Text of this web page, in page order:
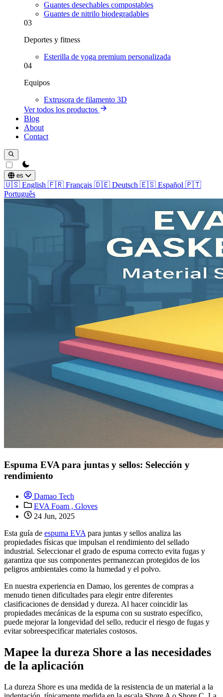
Guantes desechables compostables
Guantes de nitrilo biodegradables
03
Deportes y fitness
Esterilla de yoga premium personalizada
04
Equipos
Extrusora de filamento 3D
Ver todos los productos
Blog
About
Contact
theme switcher
es
🇺🇸 English 🇫🇷 Français 🇩🇪 Deutsch 🇪🇸 Español 🇵🇹
Português
Espuma EVA para juntas y sellos: Selección y
rendimiento
Damao Tech
EVA Foam , Gloves
24 Jun, 2025
Esta guía de espuma EVA para juntas y sellos analiza las
propiedades físicas que impulsan el rendimiento del sellado
industrial. Seleccionar el grado de espuma correcto evita fugas y
garantiza que sus componentes permanezcan protegidos de los
peligros ambientales como la humedad y el polvo.
En nuestra experiencia en Damao, los gerentes de compras a
menudo tienen dificultades para elegir entre diferentes
clasificaciones de densidad y dureza. Al hacer coincidir las
propiedades mecánicas de la espuma con su sustrato específico,
puede mejorar la longevidad del sello, reducir el riesgo de fugas y
evitar sobreespecificar materiales costosos.
Mapee la dureza Shore a las necesidades
de la aplicación
La dureza Shore es una medida de la resistencia de un material a la